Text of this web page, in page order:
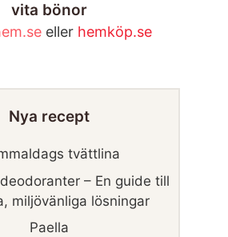
vita bönor
eller hemköp.se
Nya recept
tvättlina
– En guide till
miljövänliga lösningar
Paella